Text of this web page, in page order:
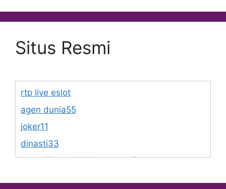
Situs Resmi
rtp live eslot
agen dunia55
joker11
dinasti33
https://www.lsbphotos.com/team